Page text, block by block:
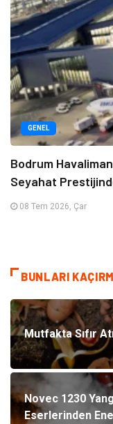
GENEL
Bodrum
Seyahat
08 Tem 2026, Çar
BUNLARI
Mutfakta Sıfır
Novec 1230
Eserlerinden